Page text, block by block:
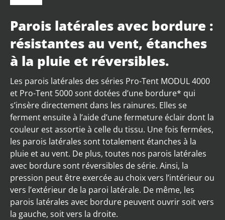
Parois latérales avec bordure :
résistantes au vent, étanches
à la pluie et réversibles.
Les parois latérales des séries Pro-Tent MODUL 4000
et Pro-Tent 5000 sont dotées d’une bordure* qui
s’insère directement dans les rainures. Elles se
ferment ensuite à l’aide d’une fermeture éclair dont la
couleur est assortie à celle du tissu. Une fois fermées,
les parois latérales sont totalement étanches à la
pluie et au vent. De plus, toutes nos parois latérales
avec bordure sont réversibles de série. Ainsi, la
pression peut être exercée au choix vers l’intérieur ou
vers l’extérieur de la paroi latérale. De même, les
parois latérales avec bordure peuvent ouvrir soit vers
la gauche, soit vers la droite.